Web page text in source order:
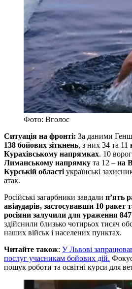
Фото: Вголос
Ситуація на фронті: За даними
138 бойових зіткнень, з них 34 та 11
Курахівському напрямках. 10
Лиманському напрямку та 12 – на
Курській області українські
атак.
Російські загарбники завдали п’ять
авіаударів, застосувавши 10
росіяни залучили для ураження 847
здійснили близько чотирьох тисяч
наших військ і населених пунктах.
Читайте також: У Львові
послуг учасникам бойових дій.
пошук роботи та освітні курси для